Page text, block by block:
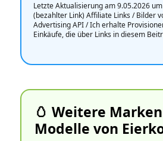
Letzte Aktualisierung am 9.05.2026
(bezahlter Link) Affiliate Links / Bilder
Advertising API / Ich erhalte
Einkäufe, die über Links in diesem
🥚 Weitere
Modelle von